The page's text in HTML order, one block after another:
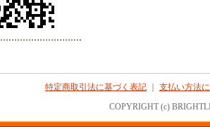
特定商取引法に基づく表記
支払い方法
COPYRIGHT (c)